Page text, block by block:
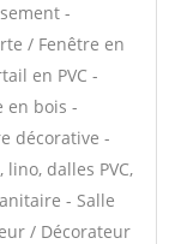
-
/ Fenêtre en
en PVC -
en bois -
décorative -
dalles PVC,
- Salle
/ Décorateur